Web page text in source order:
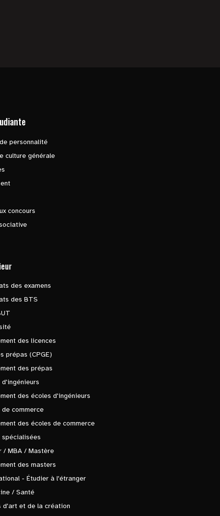
personnalité
culture générale
concours
des examens
des BTS
des licences
prépas (CPGE)
des prépas
d'ingénieurs
des écoles d'ingénieurs
de commerce
des écoles de commerce
spécialisées
/ MBA / Mastère
des masters
- Étudier à l'étranger
/ Santé
d'art et de la création